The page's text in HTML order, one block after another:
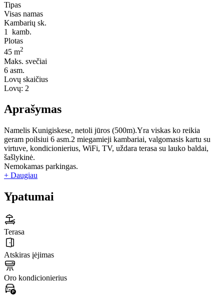
Tipas
Visas namas
Kambarių sk.
1
kamb.
Plotas
45 m2
Maks. svečiai
6 asm.
Lovų skaičius
Lovų: 2
Aprašymas
Namelis Kunigiskese, netoli jūros (500m).Yra viskas ko reikia
geram poilsiui 6 asm.2 miegamieji kambariai, valgomasis kartu su
virtuve, kondicionierius, WiFi, TV, uždara terasa su lauko baldai,
šašlykinė.
Nemokamas parkingas.
+ Daugiau
Ypatumai
Terasa
Atskiras įėjimas
Oro kondicionierius